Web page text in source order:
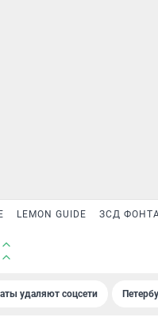
LEMON GUIDE ЗСД
удаляют соцсети